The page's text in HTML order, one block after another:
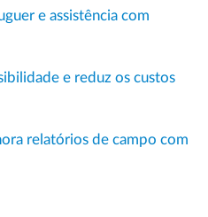
e assistência com
e reduz os custos
relatórios de campo com